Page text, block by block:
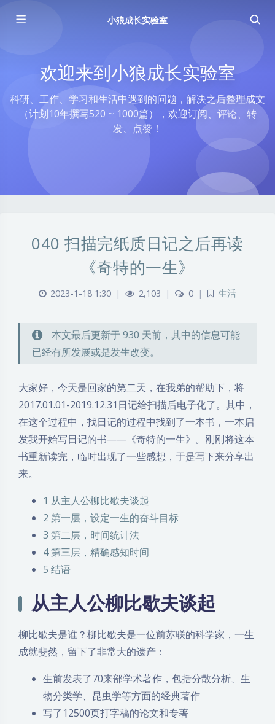
小狼成长实验室
欢迎来到小狼成长实验室
科研、工作、学习和生活中遇到的问题，解决之后整理成文
（计划10年撰写520 ~ 1000篇），欢迎订阅、评论、转
发、点赞！
040 扫描完纸质日记之后再读
《奇特的一生》
2023-1-18 1:30 | 2,103 | 0 | 生活
本文最后更新于 930 天前，其中的信息可能
已经有所发展或是发生改变。
大家好，今天是回家的第二天，在我弟的帮助下，将
2017.01.01-2019.12.31日记给扫描后电子化了。其中，
在这个过程中，找日记的过程中找到了一本书，一本启
发我开始写日记的书——《奇特的一生》。刚刚将这本
书重新读完，临时出现了一些感想，于是写下来分享出
来。
1 从主人公柳比歇夫谈起
2 第一层，设定一生的奋斗目标
3 第二层，时间统计法
4第三层，精确感知时间
5 结语
从主人公柳比歇夫谈起
柳比歇夫是谁？柳比歇夫是一位前苏联的科学家，一生
成就斐然，留下了非常大的遗产：
生前发表了70来部学术著作，包括分散分析、生
物分类学、昆虫学等方面的经典著作
写了12500页打字稿的论文和专著